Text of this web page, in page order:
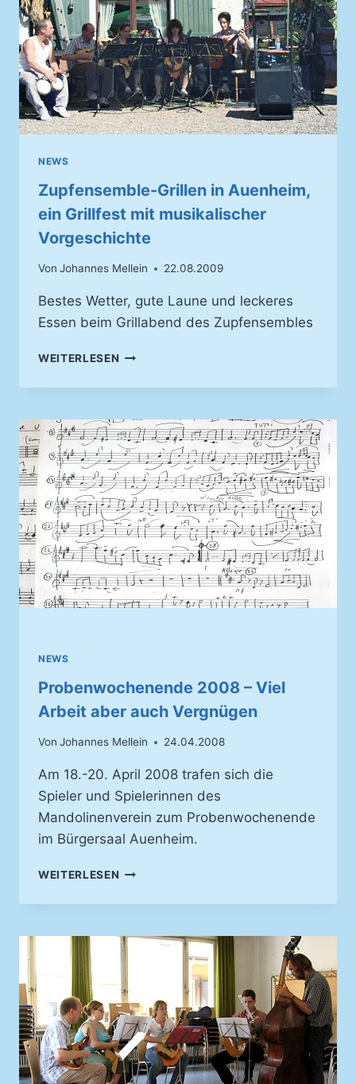
NEWS
Zupfensemble-Grillen in Auenheim,
ein Grillfest mit musikalischer
Vorgeschichte
Von Johannes Mellein 22.08.2009
Bestes Wetter, gute Laune und leckeres
Essen beim Grillabend des Zupfensembles
WEITERLESEN ZUPFENSEMBLE-
IN
EIN
GRILLFEST
MIT
MUSIKALISCHER
VORGESCHICHTE
NEWS
Probenwochenende 2008 – Viel
Arbeit aber auch Vergnügen
Von Johannes Mellein 24.04.2008
Am 18.-20. April 2008 trafen sich die
Spieler und Spielerinnen des
Mandolinenverein zum Probenwochenende
im Bürgersaal Auenheim.
WEITERLESEN PROBENWOCHENENDE
–
ARBEIT
ABER
VERGNÜGEN